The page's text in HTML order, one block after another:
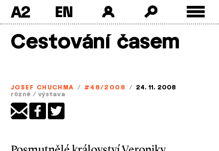
A2
Cestování časem
JOSEF CHUCHMA / #48/2008 / 24. 11. 2008
různé / výstava